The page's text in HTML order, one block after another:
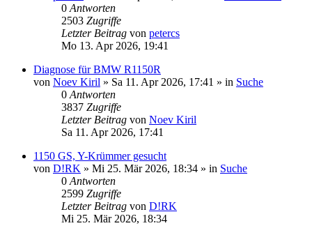
0 Antworten
2503 Zugriffe
Letzter Beitrag von petercs
Mo 13. Apr 2026, 19:41
Diagnose für BMW R1150R
von Noev Kiril » Sa 11. Apr 2026, 17:41 » in Suche
0 Antworten
3837 Zugriffe
Letzter Beitrag von Noev Kiril
Sa 11. Apr 2026, 17:41
1150 GS, Y-Krümmer gesucht
von D!RK » Mi 25. Mär 2026, 18:34 » in Suche
0 Antworten
2599 Zugriffe
Letzter Beitrag von D!RK
Mi 25. Mär 2026, 18:34